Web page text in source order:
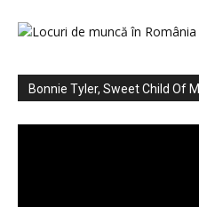
Bonnie Tyler, Sweet Child Of